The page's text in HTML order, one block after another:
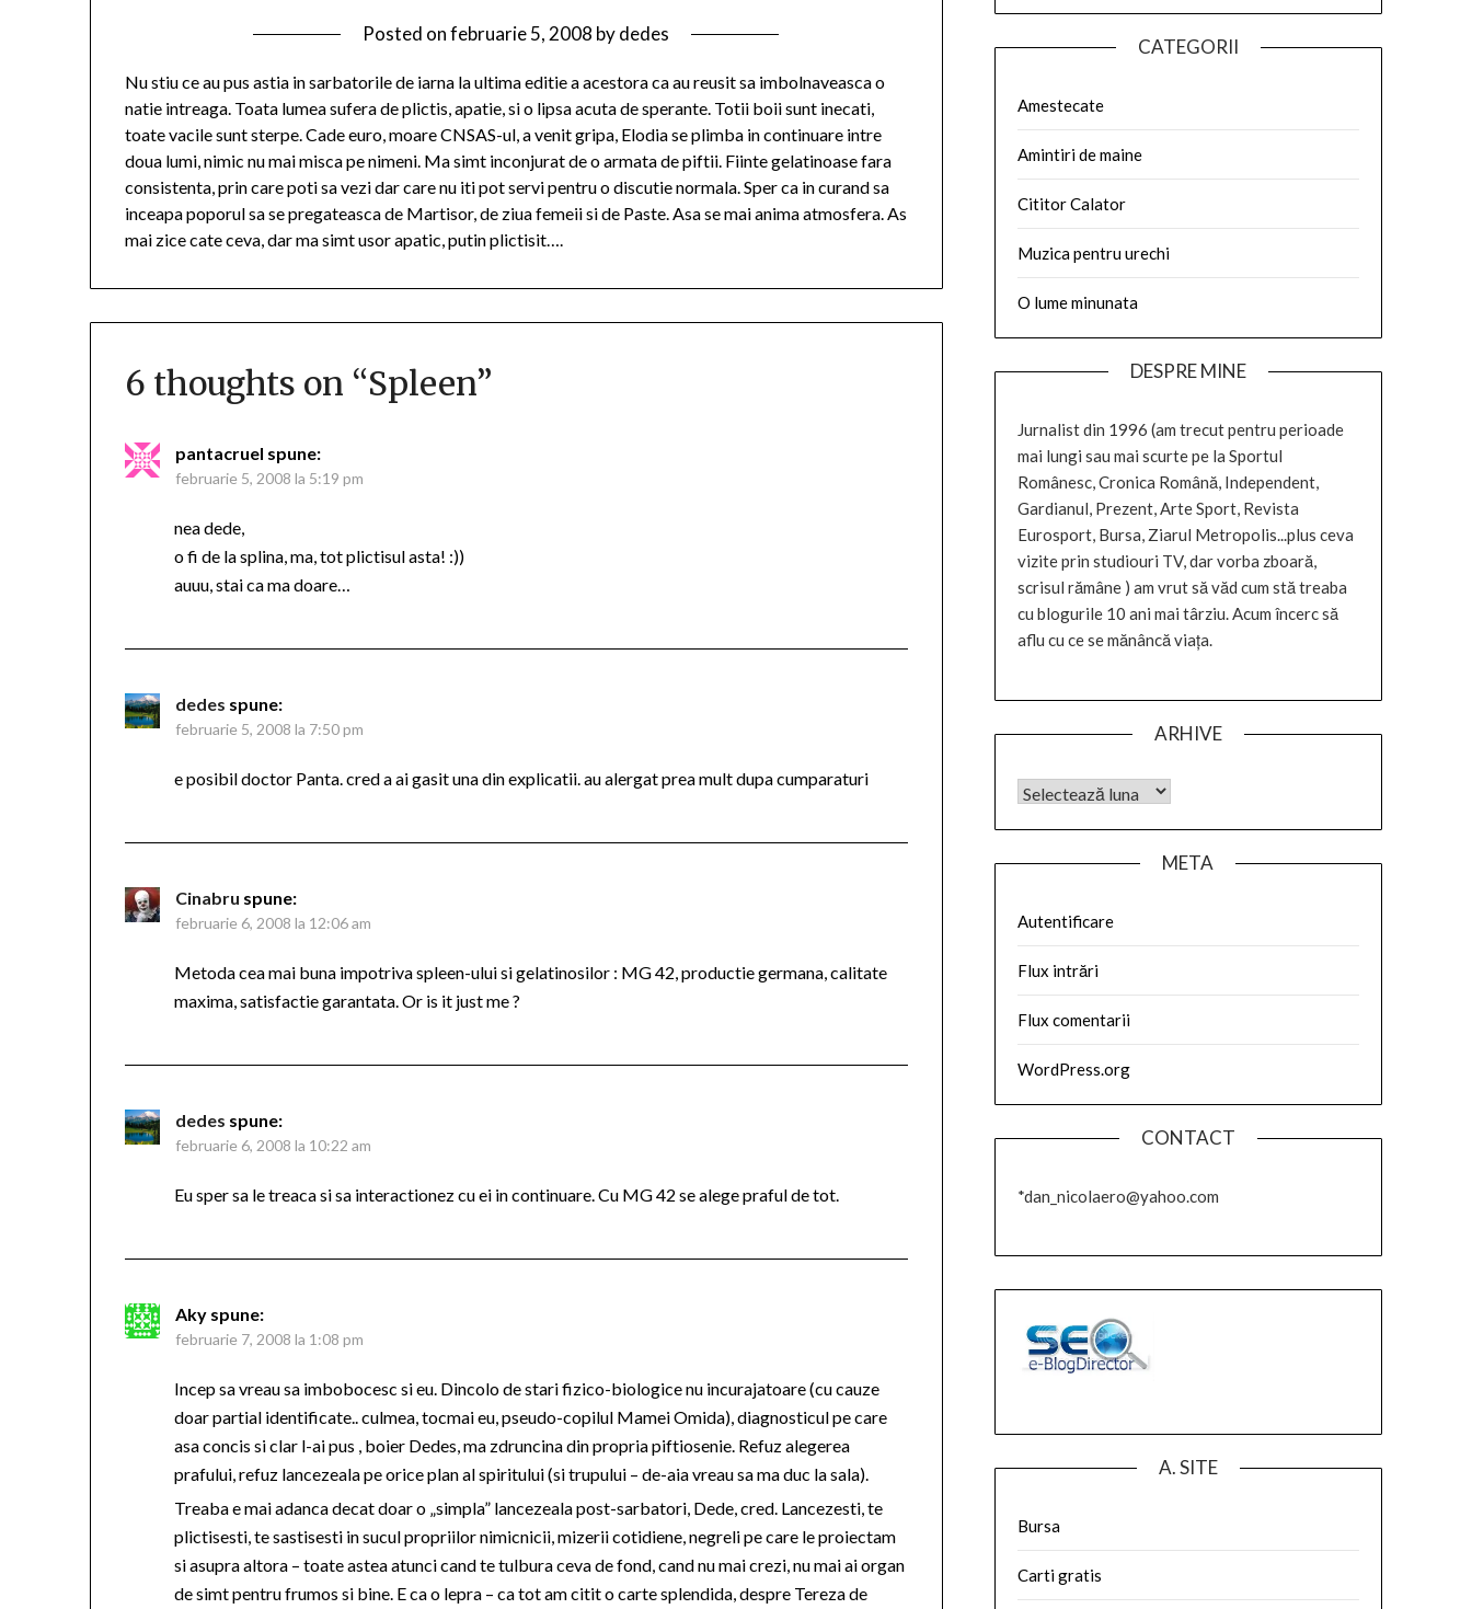
Posted onfebruarie 5, 2008 bydedes
Nu stiu ce au pus astia in sarbatorile de iarna la ultima editie a acestora ca au reusit sa imbolnaveasca o
natie intreaga. Toata lumea sufera de plictis, apatie, si o lipsa acuta de sperante. Totii boii sunt inecati,
toate vacile sunt sterpe. Cade euro, moare CNSAS-ul, a venit gripa, Elodia se plimba in continuare intre
doua lumi, nimic nu mai misca pe nimeni. Ma simt inconjurat de o armata de piftii. Fiinte gelatinoase fara
consistenta, prin care poti sa vezi dar care nu iti pot servi pentru o discutie normala. Sper ca in curand sa
inceapa poporul sa se pregateasca de Martisor, de ziua femeii si de Paste. Asa se mai anima atmosfera. As
mai zice cate ceva, dar ma simt usor apatic, putin plictisit….
6 thoughts on “Spleen”
pantacruel spune:
februarie 5, 2008 la 5:19 pm
nea dede,
o fi de la splina, ma, tot plictisul asta! :))
auuu, stai ca ma doare…
dedes spune:
februarie 5, 2008 la 7:50 pm
e posibil doctor Panta. cred a ai gasit una din explicatii. au alergat prea mult dupa cumparaturi
Cinabru spune:
februarie 6, 2008 la 12:06 am
Metoda cea mai buna impotriva spleen-ului si gelatinosilor : MG 42, productie germana, calitate
maxima, satisfactie garantata. Or is it just me ?
dedes spune:
februarie 6, 2008 la 10:22 am
Eu sper sa le treaca si sa interactionez cu ei in continuare. Cu MG 42 se alege praful de tot.
Aky spune:
februarie 7, 2008 la 1:08 pm
Incep sa vreau sa imbobocesc si eu. Dincolo de stari fizico-biologice nu incurajatoare (cu cauze
doar partial identificate.. culmea, tocmai eu, pseudo-copilul Mamei Omida), diagnosticul pe care
asa concis si clar l-ai pus , boier Dedes, ma zdruncina din propria piftiosenie. Refuz alegerea
prafului, refuz lancezeala pe orice plan al spiritului (si trupului – de-aia vreau sa ma duc la sala).
Treaba e mai adanca decat doar o „simpla” lancezeala post-sarbatori, Dede, cred. Lancezesti, te
plictisesti, te sastisesti in sucul propriilor nimicnicii, mizerii cotidiene, negreli pe care le proiectam
si asupra altora – toate astea atunci cand te tulbura ceva de fond, cand nu mai crezi, nu mai ai organ
de simt pentru frumos si bine. E ca o lepra – ca tot am citit o carte splendida, despre Tereza de
CATEGORII
Amestecate
Amintiri de maine
Cititor Calator
Muzica pentru urechi
O lume minunata
DESPRE MINE
Jurnalist din 1996 (am trecut pentru perioade
mai lungi sau mai scurte pe la Sportul
Românesc, Cronica Română, Independent,
Gardianul, Prezent, Arte Sport, Revista
Eurosport, Bursa, Ziarul Metropolis...plus ceva
vizite prin studiouri TV, dar vorba zboară,
scrisul rămâne ) am vrut să văd cum stă treaba
cu blogurile 10 ani mai târziu. Acum încerc să
aflu cu ce se mănâncă viața.
ARHIVE
META
Autentificare
Flux intrări
Flux comentarii
WordPress.org
CONTACT
*dan_nicolaero@yahoo.com
A. SITE
Bursa
Carti gratis